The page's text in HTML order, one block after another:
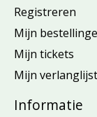
Registreren
Mijn
Mijn tickets
Mijn verlanglijst
Informatie